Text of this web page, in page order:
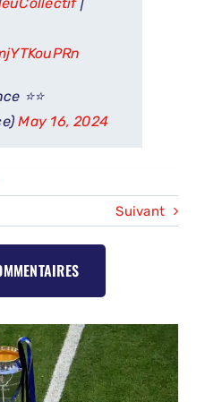
⭐⭐
May 16, 2024
Suivant